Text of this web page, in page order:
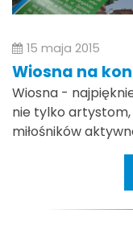
15 maja 2015
Wiosna na
Wiosna -
nie tylko
miłośników